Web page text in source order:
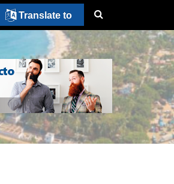
Translate to